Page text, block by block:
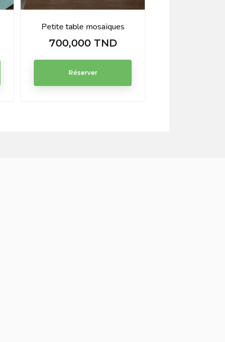
Petite table mosaïques
Prix
700,000 TND
Réserver